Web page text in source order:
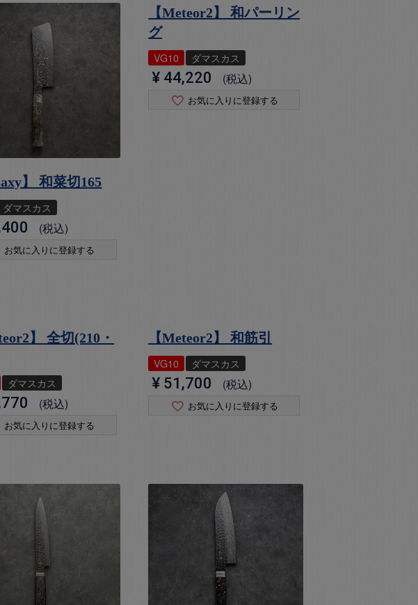
】 和菜切165
ダマスカス
税込
お気に入りに登録する
【Meteor2】 和パーリン
グ
VG10 ダマスカス
¥ 44,220 税込
お気に入りに登録する
】 全切(210・
ダマスカス
税込
お気に入りに登録する
【Meteor2】 和筋引
VG10 ダマスカス
¥ 51,700 税込
お気に入りに登録する